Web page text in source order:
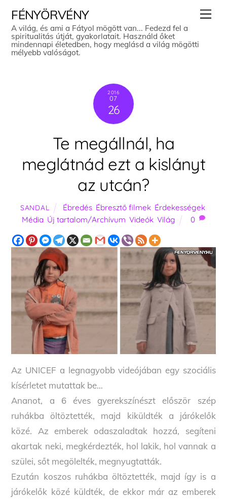
content
FÉNYÖRVÉNY
A világ, és ami a Fátyol mögött van... Fedezd fel a
spiritualitás útját, gyakorlatait. Használd őket
mindennapi életedben, hogy meglásd a világ mögötti
mélyebb valóságot.
2016
07
26
Te megállnál, ha
meglátnád ezt a kislányt
az utcán?
SANDAL Ébredés, Ébresztő filmek, Érdekességek,
Média Új tartalom/Archívum Videók, Világ 0
Az UNICEF a legnagyobb videójában egy szociális
kísérletet mutattak be…
Ananot, a 6 éves gyerekszínészt először szép
ruhákba öltöztették, majd kiküldték a járókelők
közé. Az emberek odaszaladtak hozzá, segíteni
akartak neki, megkérdezték, hol lakik, hol vannak a
szülei, sőt megölelték, megnyugtatták.
Ezután koszos ruhákba öltöztették, majd így is a
járókelők közé küldték, de ekkor már az emberek